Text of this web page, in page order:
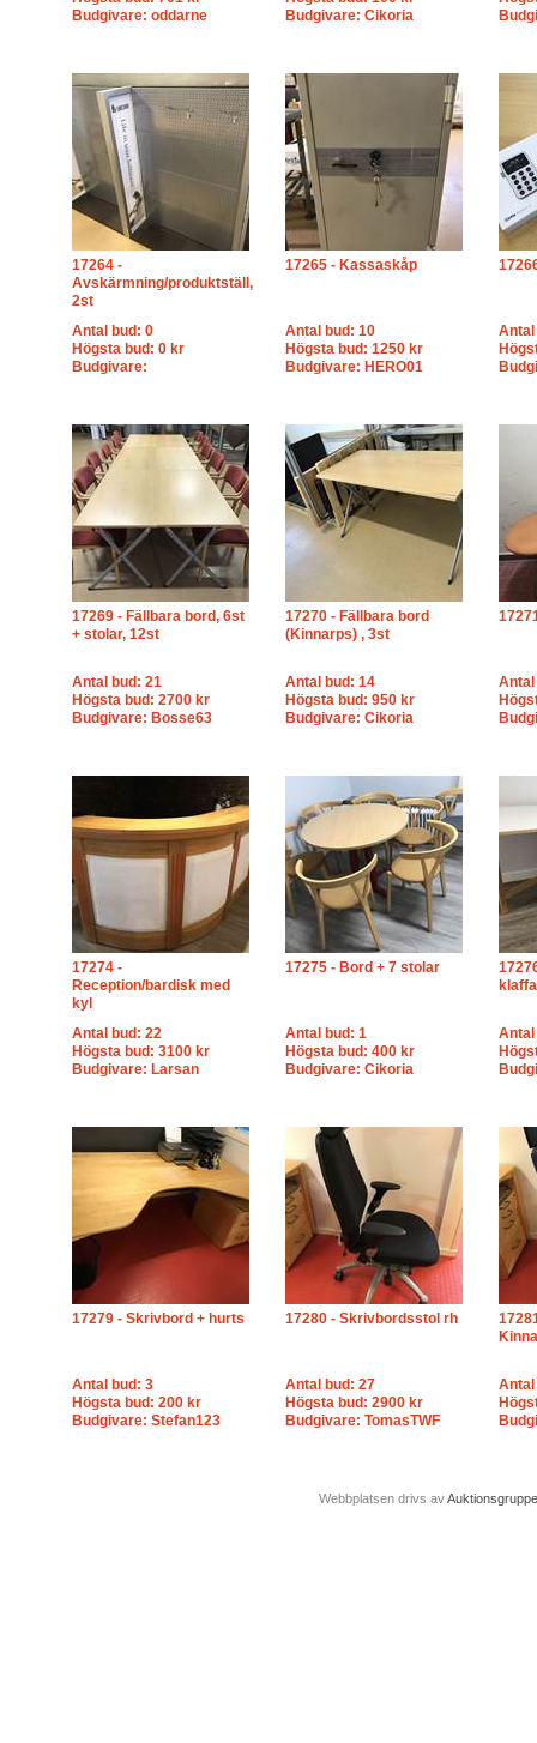
Budgivare: oddarne
Budgivare: Cikoria
17264 -
Avskärmning/produktställ,
2st
Antal bud: 0
Högsta bud: 0 kr
Budgivare:
17265 - Kassaskåp
Antal bud: 10
Högsta bud: 1250 kr
Budgivare: HERO01
Antal
17269 - Fällbara bord, 6st
+ stolar, 12st
Antal bud: 21
Högsta bud: 2700 kr
Budgivare: Bosse63
17270 - Fällbara bord
(Kinnarps) , 3st
Antal bud: 14
Högsta bud: 950 kr
Budgivare: Cikoria
Antal
17274 -
Reception/bardisk med
kyl
Antal bud: 22
Högsta bud: 3100 kr
Budgivare: Larsan
17275 - Bord + 7 stolar
Antal bud: 1
Högsta bud: 400 kr
Budgivare: Cikoria
Antal
17279 - Skrivbord + hurts
Antal bud: 3
Högsta bud: 200 kr
Budgivare: Stefan123
17280 - Skrivbordsstol rh
Antal bud: 27
Högsta bud: 2900 kr
Budgivare: TomasTWF
Antal
Webbplatsen drivs av